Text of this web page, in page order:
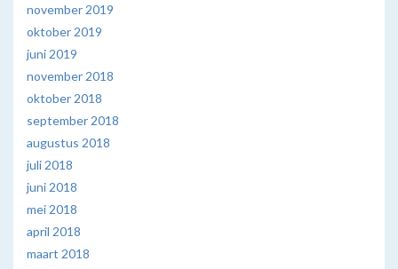
november 2019
oktober 2019
juni 2019
november 2018
oktober 2018
september 2018
augustus 2018
juli 2018
juni 2018
mei 2018
april 2018
maart 2018